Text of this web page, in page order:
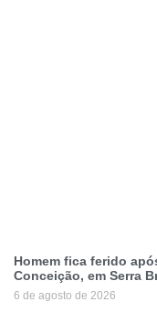
Homem fica ferido
Conceição, em Serra
6 de agosto de 2026